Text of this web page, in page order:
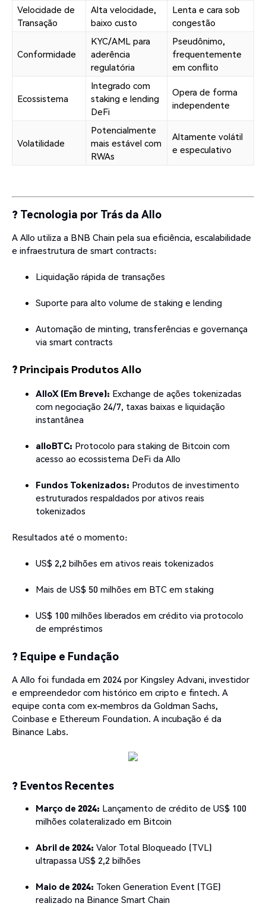
Velocidade de
Transação
Alta velocidade,
baixo custo
Lenta e cara sob
congestão
Conformidade
KYC/AML para
aderência
regulatória
Pseudônimo,
frequentemente
em conflito
Ecossistema
Integrado com
staking e lending
DeFi
Opera de forma
independente
Volatilidade
Potencialmente
mais estável com
RWAs
Altamente volátil
e especulativo
? Tecnologia por Trás da Allo
A Allo utiliza a BNB Chain pela sua eficiência, escalabilidade
e infraestrutura de smart contracts:
Liquidação rápida de transações
Suporte para alto volume de staking e lending
Automação de minting, transferências e governança
via smart contracts
? Principais Produtos Allo
AlloX (Em Breve): Exchange de ações tokenizadas
com negociação 24/7, taxas baixas e liquidação
instantânea
alloBTC: Protocolo para staking de Bitcoin com
acesso ao ecossistema DeFi da Allo
Fundos Tokenizados: Produtos de investimento
estruturados respaldados por ativos reais
tokenizados
Resultados até o momento:
US$ 2,2 bilhões em ativos reais tokenizados
Mais de US$ 50 milhões em BTC em staking
US$ 100 milhões liberados em crédito via protocolo
de empréstimos
? Equipe e Fundação
A Allo foi fundada em 2024 por Kingsley Advani, investidor
e empreendedor com histórico em cripto e fintech. A
equipe conta com ex-membros da Goldman Sachs,
Coinbase e Ethereum Foundation. A incubação é da
Binance Labs.
? Eventos Recentes
Março de 2024: Lançamento de crédito de US$ 100
milhões colateralizado em Bitcoin
Abril de 2024: Valor Total Bloqueado (TVL)
ultrapassa US$ 2,2 bilhões
Maio de 2024: Token Generation Event (TGE)
realizado na Binance Smart Chain